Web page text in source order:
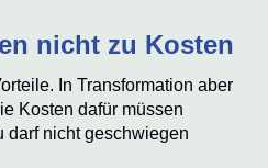
nicht zu Kosten
In Transformation aber
Kosten dafür müssen
darf nicht geschwiegen